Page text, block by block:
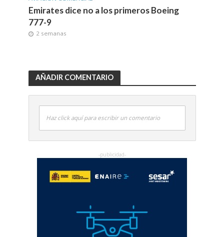
Emirates dice no a los primeros Boeing
777-9
2 semanas
AÑADIR COMENTARIO
Haz click aquí para escribir un comentario